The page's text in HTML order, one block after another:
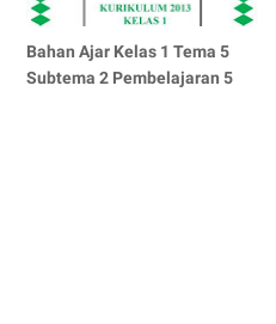
Bahan Ajar Kelas 1 Tema 5
Subtema 2 Pembelajaran 5